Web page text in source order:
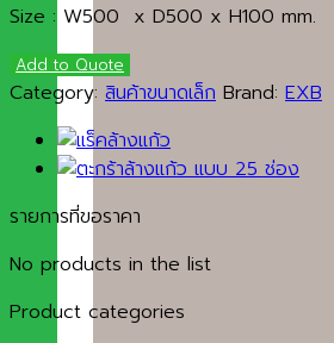
Size : W500 x D500 x H100 mm.
Add to Quote
Category: สินค้าขนาดเล็ก Brand: EXB
รายการที่ขอราคา
No products in the list
Product categories